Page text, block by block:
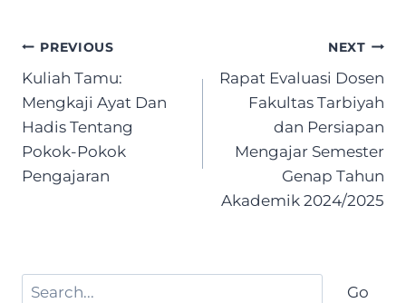
Post
navigation
PREVIOUS
Kuliah Tamu:
Mengkaji Ayat Dan
Hadis Tentang
Pokok-Pokok
Pengajaran
NEXT
Rapat Evaluasi Dosen
Fakultas Tarbiyah
dan Persiapan
Mengajar Semester
Genap Tahun
Akademik 2024/2025
Search Go